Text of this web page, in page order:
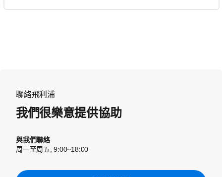
聯絡飛利浦
我們很樂意提供協助
與我們聯絡
周一至周五, 9:00~18:00